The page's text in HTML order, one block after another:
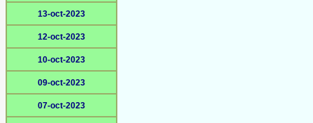
13-oct-2023
12-oct-2023
10-oct-2023
09-oct-2023
07-oct-2023